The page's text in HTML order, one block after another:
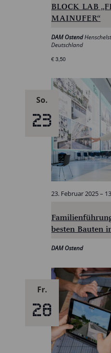
BLOCK LAB
MAINUFER“
DAM Ostend
Deutschland
€ 3,50
So.
23
besten Bauten
23. Februar 2025 –
DAM Ostend
Fr.
28